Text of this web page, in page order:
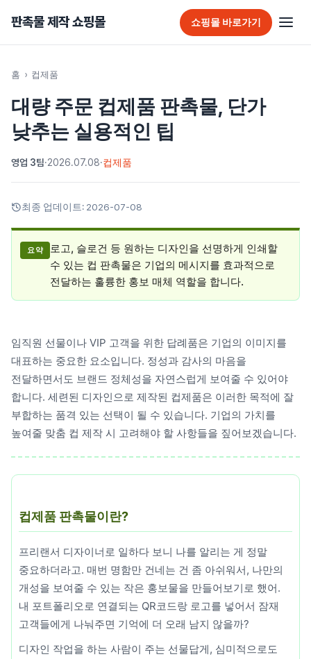
판촉물 제작 쇼핑몰
추천 판촉물
가방
가정/생활용품
골프선물세트
골프용품
달력/다이어리
명품자개상품
문구용품
미용용품
사무용잡화
선물세트
수건/손수건
시계/고급시계
업소용품
우산/우의
쇼핑몰 바로가기
홈 › 컵제품
대량 주문 컵제품 판촉물, 단가
낮추는 실용적인 팁
영업 3팀·2026.07.08·컵제품
최종 업데이트: 2026-07-08
요약
로고, 슬로건 등 원하는 디자인을 선명하게 인쇄할
수 있는 컵 판촉물은 기업의 메시지를 효과적으로
전달하는 훌륭한 홍보 매체 역할을 합니다.
임직원 선물이나 VIP 고객을 위한 답례품은 기업의 이미지를
대표하는 중요한 요소입니다. 정성과 감사의 마음을
전달하면서도 브랜드 정체성을 자연스럽게 보여줄 수 있어야
합니다. 세련된 디자인으로 제작된 컵제품은 이러한 목적에 잘
부합하는 품격 있는 선택이 될 수 있습니다. 기업의 가치를
높여줄 맞춤 컵 제작 시 고려해야 할 사항들을 짚어보겠습니다.
컵제품 판촉물이란?
프리랜서 디자이너로 일하다 보니 나를 알리는 게 정말
중요하더라고. 매번 명함만 건네는 건 좀 아쉬워서, 나만의
개성을 보여줄 수 있는 작은 홍보물을 만들어보기로 했어.
내 포트폴리오로 연결되는 QR코드랑 로고를 넣어서 잠재
고객들에게 나눠주면 기억에 더 오래 남지 않을까?
디자인 작업을 하는 사람이 주는 선물답게, 심미적으로도